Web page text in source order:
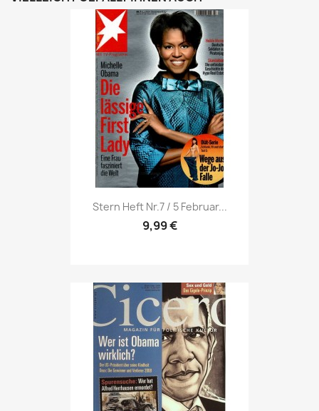
Vorschau
Stern Heft Nr.7 / 5 Februar...
9,99 €